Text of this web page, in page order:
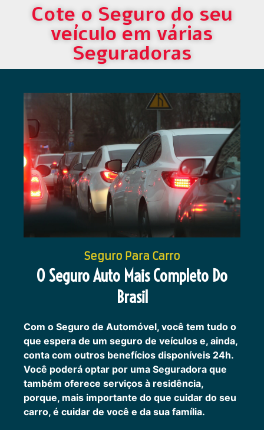
Cote o Seguro do seu
veículo em várias
Seguradoras
Seguro Para Carro
O Seguro Auto Mais Completo Do
Brasil
Com o Seguro de Automóvel, você tem tudo o
que espera de um seguro de veículos e, ainda,
conta com outros benefícios disponíveis 24h.
Você poderá optar por uma Seguradora que
também oferece serviços à residência,
porque, mais importante do que cuidar do seu
carro, é cuidar de você e da sua família.